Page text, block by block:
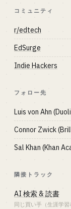
コミュニティ
r/edtech
EdSurge
Indie Hackers
フォロー先
Luis von Ahn
Connor Zwick
Sal Khan (Khan
隣接トラック
AI 検索 & 読書
同じ買い手（生涯学